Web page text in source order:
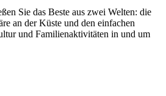
Sie das Beste aus zwei Welten: die
an der Küste und den einfachen
und Familienaktivitäten in und um